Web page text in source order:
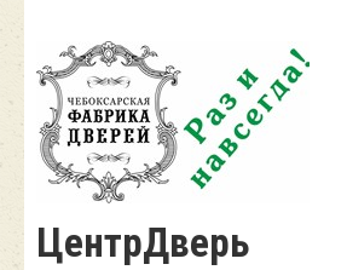
ЦентрДверь